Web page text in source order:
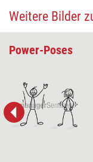
Weitere Bilder
Power-Poses